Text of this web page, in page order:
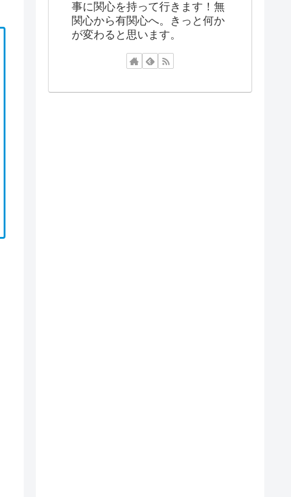
事に関心を持って行きます！無
関心から有関心へ。きっと何か
が変わると思います。